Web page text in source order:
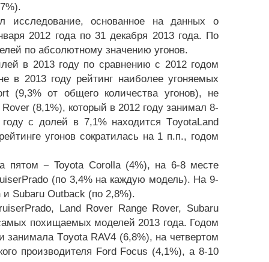
исследование, основанное на данных о
2012 года по 31 декабря 2013 года. По
по абсолютному значению угонов.
в 2013 году по сравнению с 2012 годом
в 2013 году рейтинг наиболее угоняемых
(9,3% от общего количества угонов), не
(8,1%), который в 2012 году занимал 8-
с долей в 7,1% находится ToyotaLand
угонов сократилась на 1 п.п., годом
пятом − Toyota Corolla (4%), на 6-8 месте
Prado (по 3,4% на каждую модель). На 9-
и Subaru Outback (по 2,8%).
Prado, Land Rover Range Rover, Subaru
похищаемых моделей 2013 года. Годом
занимала ToyotaRAV4 (6,8%), на четвертом
производителя FordFocus (4,1%), а 8-10